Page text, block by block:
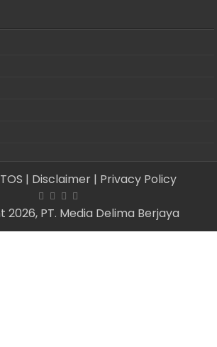
| Disclaimer | Privacy Policy
PT. Media Delima Berjaya